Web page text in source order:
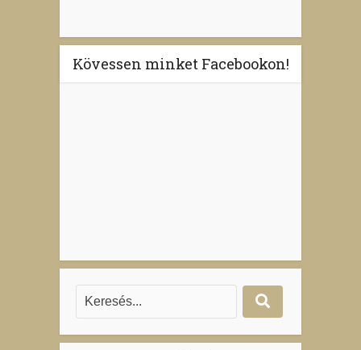
Kövessen minket Facebookon!